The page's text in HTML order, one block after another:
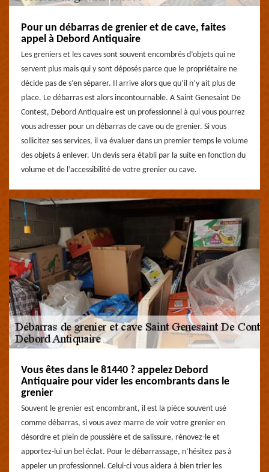
Pour un débarras de grenier et de cave, faites
appel à Debord Antiquaire
Les greniers et les caves sont souvent encombrés d’objets qui ne
servent plus mais qui y sont déposés parce que le propriétaire ne
décide pas de s’en séparer. Il arrive alors que qu’il n’y ait plus de
place. Le débarras est alors incontournable. A Saint Genesaint De
Contest, Debord Antiquaire est un professionnel à qui vous pourrez
vous adresser pour un débarras de cave ou de grenier. Si vous
sollicitez ses services, il va évaluer dans un premier temps le volume
des objets à enlever. Un devis sera établi par la suite en fonction du
volume et de l’accessibilité de votre grenier ou cave.
Vous êtes dans le 81440 ? appelez Debord
Antiquaire pour vider les encombrants dans le
grenier
Souvent le grenier est encombrant, il est la pièce souvent usé
comme débarras, si vous avez marre de voir votre grenier en
désordre et plein de poussière et de salissure, rénovez-le et
apportez-lui un bel éclat. Pour le débarrassage, n’hésitez pas à
appeler un professionnel. Celui-ci vous aidera à bien trier les